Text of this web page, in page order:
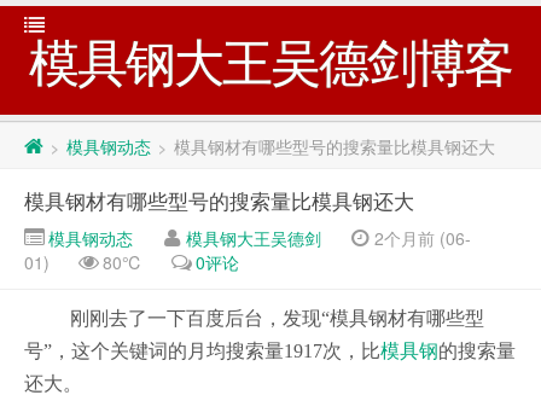
模具钢大王吴德剑博客
> 模具钢动态 > 模具钢材有哪些型号的搜索量比模具钢还大
模具钢材有哪些型号的搜索量比模具钢还大
模具钢动态 模具钢大王吴德剑
2个月前 (06-
01)
80℃ 0评论
刚刚去了一下百度后台，发现“模具钢材有哪些型
号”，这个关键词的月均搜索量1917次，比模具钢的搜索量
还大。